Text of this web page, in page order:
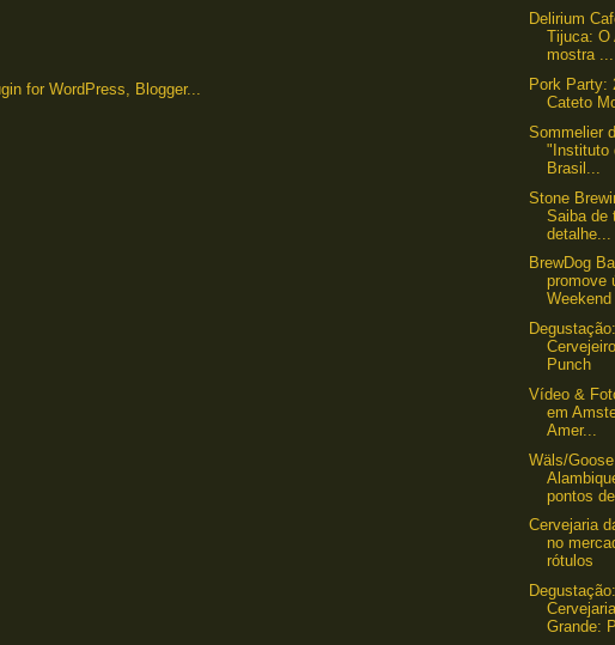
Delirium
Tijuca: O
mostra ...
Pork Party:
Cateto
Sommelier
"Instituto
Brasil...
Stone
Saiba de
detalhe...
BrewDog
promove
Punch
Vídeo &
em
Amer...
Wäls/
pontos de
Cervejaria
no
rótulos
Grande: